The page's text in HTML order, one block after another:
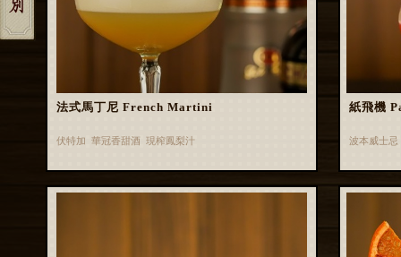
法式馬丁尼 French Martini
伏特加 華冠香甜酒 現榨鳳梨汁
紙飛機
波本威士